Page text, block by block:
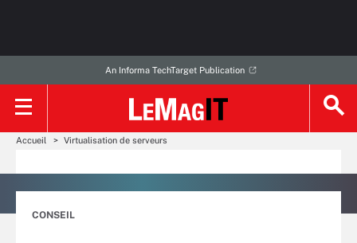
An Informa TechTarget Publication
Accueil Virtualisation de serveurs
CONSEIL